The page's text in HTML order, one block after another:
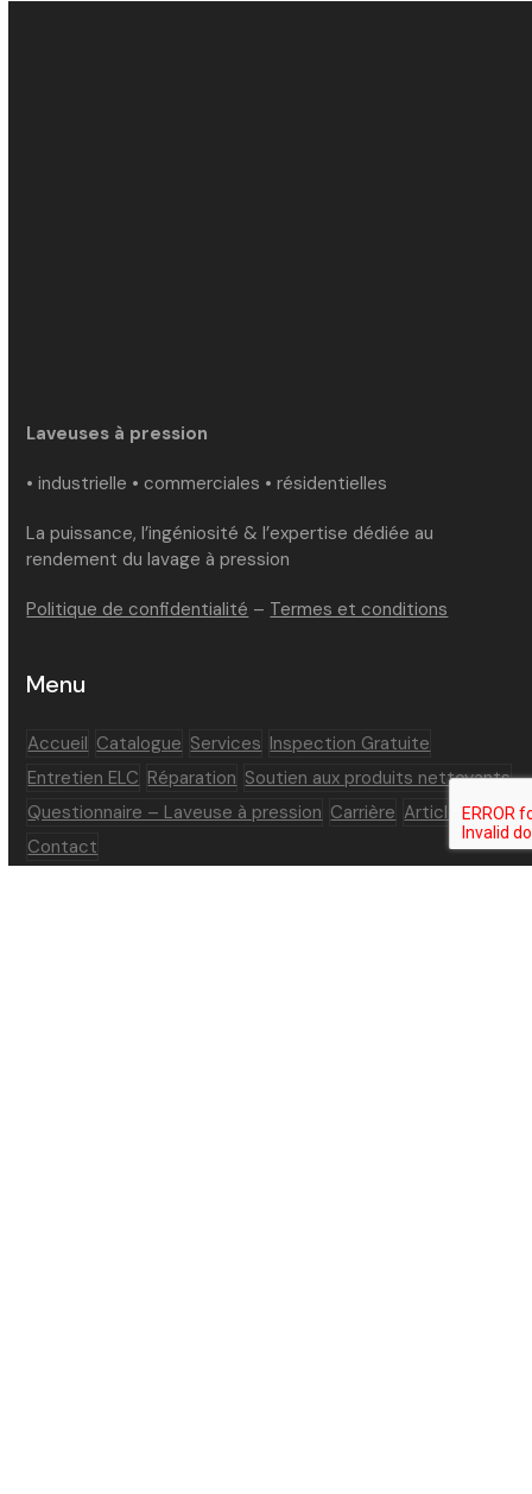
Laveuses à pression
• industrielle • commerciales • résidentielles
La puissance, l’ingéniosité & l’expertise dédiée au
rendement du lavage à pression
Politique de confidentialité – Termes et conditions
Menu
Accueil Catalogue Services Inspection Gratuite
Entretien ELC Réparation Soutien aux produits nettoyants
Questionnaire – Laveuse à pression Carrière Articles
Contact